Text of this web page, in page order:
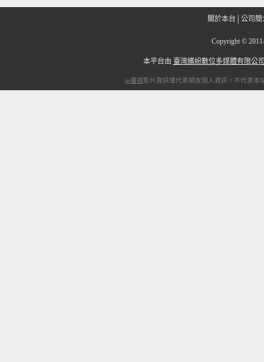
關於本台 公司簡
Copyright ©
本平台由 臺灣繽紛數位多媒體有限公
ip電視影片資訊僅代表網友個人資訊，不代表本